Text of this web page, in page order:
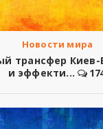
Новости мира
трансфер
и эффекти...